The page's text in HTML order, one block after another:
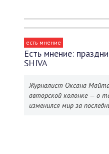
есть мнение
Есть мнение:
SHIVA
Журналист Оксана
авторской колонке — о
изменился мир за